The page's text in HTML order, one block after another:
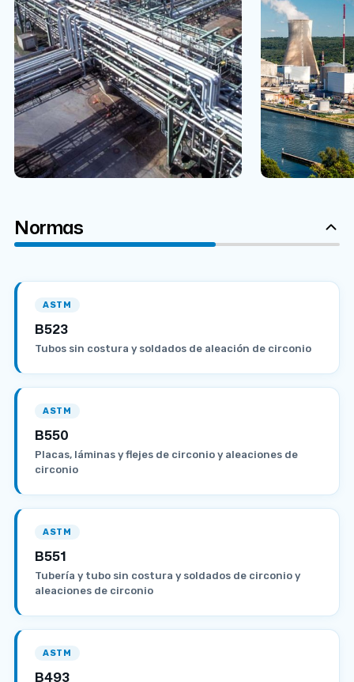
Normas
ASTM
B523
Tubos sin costura y soldados de aleación de circonio
ASTM
B550
Placas, láminas y flejes de circonio y aleaciones de
circonio
ASTM
B551
Tubería y tubo sin costura y soldados de circonio y
aleaciones de circonio
ASTM
B493